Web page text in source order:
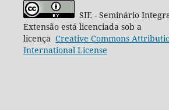
SIE - Seminário
Extensão está licenciada sob a
licença Creative Commons
International License